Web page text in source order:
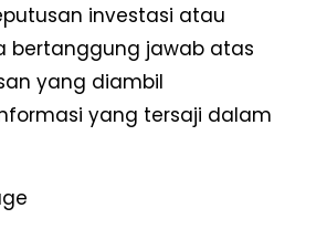
investasi atau
bertanggung jawab atas
yang diambil
yang tersaji dalam